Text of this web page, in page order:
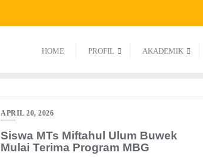
HOME PROFIL AKADEMIK
APRIL 20, 2026
Siswa MTs Miftahul Ulum Buwek
Mulai Terima Program MBG